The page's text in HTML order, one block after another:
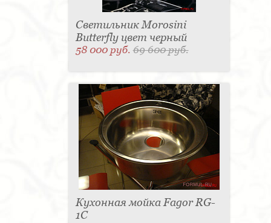
Светильник Morosini
Butterfly цвет черный
58 000 руб.69 600 руб.
Кухонная мойка Fagor RG-
1C